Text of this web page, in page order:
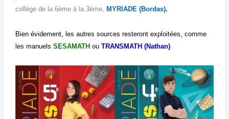
collège de la 6ème à la 3ème, MYRIADE (Bordas).
Bien évidement, les autres sources resteront exploitées, comme
les manuels SESAMATH ou TRANSMATH (Nathan)